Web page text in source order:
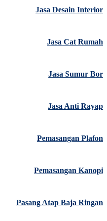
Jasa Desain Interior
Jasa Cat Rumah
Jasa Sumur Bor
Jasa Anti Rayap
Pemasangan Plafon
Pemasangan Kanopi
Pasang Atap Baja Ringan